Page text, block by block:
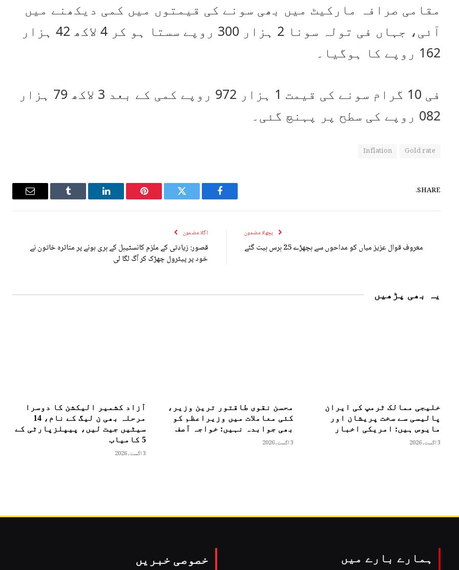
مقامی صرافہ مارکیٹ میں بھی سونے کی قیمتوں میں کمی دیکھنے میں
آئی، جہاں فی تولہ سونا 2 ہزار 300 روپے سستا ہو کر 4 لاکھ 42 ہزار
162 روپے کا ہوگیا۔
فی 10 گرام سونے کی قیمت 1 ہزار 972 روپے کمی کے بعد 3 لاکھ 79 ہزار
082 روپے کی سطح پر پہنچ گئی۔
Gold rate
Inflation
SHARE.
Facebook
Twitter
Pinterest
LinkedIn
Tumblr
Email
پچھلا مضمون
معروف قوال عزیز میاں کو مداحوں سے بچھڑے 25 برس بیت گئے
اگلا مضمون
قصور: زیادتی کے ملزم کانسٹیبل کے بری ہونے پر متاثرہ خاتون نے
خود پر پیٹرول چھڑک کر آگ لگا لی
یہ بھی پڑھیں
خلیجی ممالک ٹرمپ کی ایران
پالیسی سے سخت پریشان اور
مایوس ہیں: امریکی اخبار
3 اگست, 2026
محسن نقوی طاقتور ترین وزیر،
کئی معاملات میں وزیراعظم کو
بھی جوابدہ نہیں: خواجہ آصف
3 اگست, 2026
آزاد کشمیر الیکشن کا دوسرا
مرحلہ بھی ن لیگ کے نام، 14
سیٹیں جیت لیں، پیپلزپارٹی کے
5 کامیاب
3 اگست, 2026
ہمارے بارے میں خصوصی خبریں